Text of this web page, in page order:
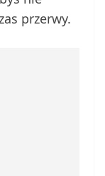
przerwy.